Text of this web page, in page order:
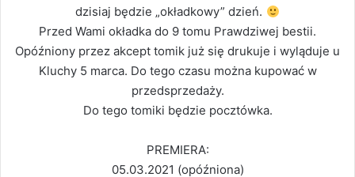
dzisiaj będzie „okładkowy” dzień.
Przed Wami okładka do 9 tomu Prawdziwej bestii.
Opóźniony przez akcept tomik już się drukuje i wyląduje u
Kluchy 5 marca. Do tego czasu można kupować w
przedsprzedaży.
Do tego tomiki będzie pocztówka.
PREMIERA:
05.03.2021 (opóźniona)